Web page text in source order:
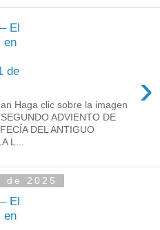
El
en
de
›
Haga clic sobre la imagen
ADVIENTO DE
DEL ANTIGUO
L...
de 2025
El
en